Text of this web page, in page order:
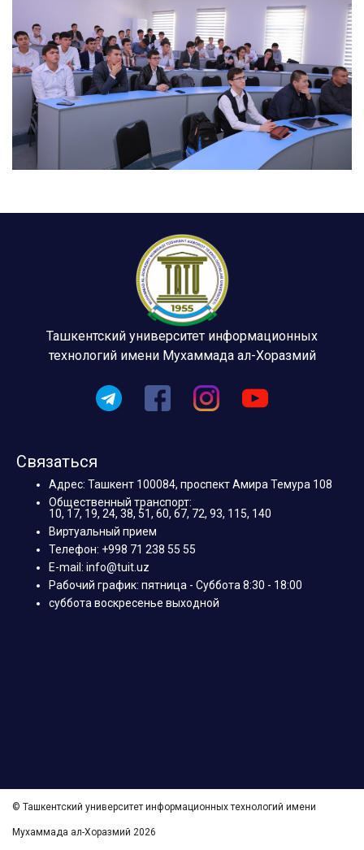
Ташкентский университет информационных
технологий имени Мухаммада ал-Хоразмий
Связаться
Адрес: Ташкент 100084, проспект Амира Темура 108
Общественный транспорт:
10, 17, 19, 24, 38, 51, 60, 67, 72, 93, 115, 140
Виртуальный прием
Телефон: +998 71 238 55 55
E-mail: info@tuit.uz
Рабочий график: пятница - Суббота 8:30 - 18:00
суббота воскресенье выходной
© Ташкентский университет информационных технологий имени
Мухаммада ал-Хоразмий 2026